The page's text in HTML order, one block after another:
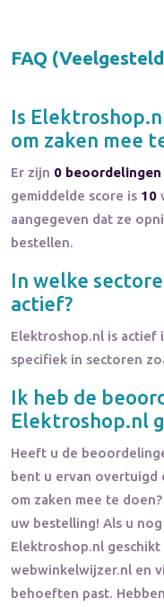
FAQ
Is
om zaken mee
Er zijn 0 beoordelingen
gemiddelde score is 10
aangegeven dat ze
bestellen.
In welke
actief?
Elektroshop.nl is actief
specifiek in sectoren
Ik heb de
Elektroshop.nl
Heeft u de
bent u ervan overtuigd
om zaken mee te
uw bestelling! Als u
Elektroshop.nl
webwinkelwijzer.nl en
behoeften past.